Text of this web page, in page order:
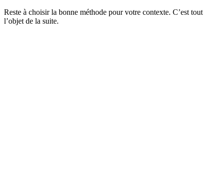
Reste à choisir la bonne méthode pour votre contexte. C’est tout
l’objet de la suite.